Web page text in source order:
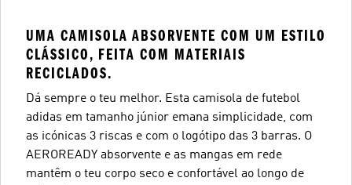
UMA CAMISOLA ABSORVENTE COM UM ESTILO
CLÁSSICO, FEITA COM MATERIAIS
RECICLADOS.
Dá sempre o teu melhor. Esta camisola de futebol
adidas em tamanho júnior emana simplicidade, com
as icónicas 3 riscas e com o logótipo das 3 barras. O
AEROREADY absorvente e as mangas em rede
mantêm o teu corpo seco e confortável ao longo de